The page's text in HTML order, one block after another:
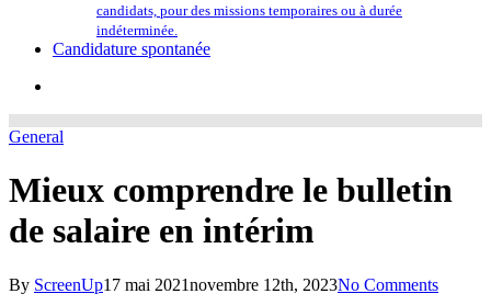
candidats, pour des missions temporaires ou à durée
indéterminée.
Candidature spontanée
General
Mieux comprendre le bulletin
de salaire en intérim
By ScreenUp17 mai 2021novembre 12th, 2023No Comments